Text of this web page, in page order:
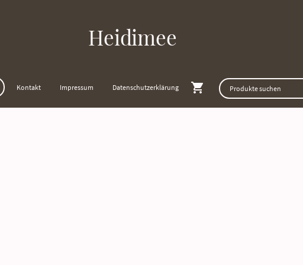
Heidimee
Kontakt Impressum Datenschutzerklärung